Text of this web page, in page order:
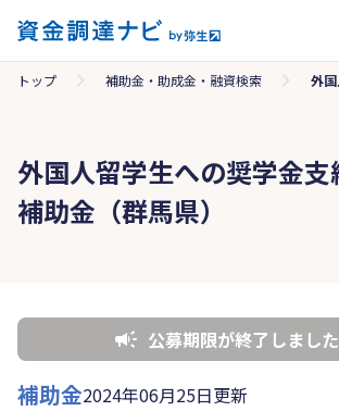
トップ 補助金・助成金・融資検索 外
外国人留学生への奨学金
補助金（群馬県）
公募期限が終了しました
補助金2024年06月25日更新